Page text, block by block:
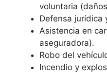
voluntaria
Defensa jurídica
Asistencia en
aseguradora).
Robo del
Incendio y